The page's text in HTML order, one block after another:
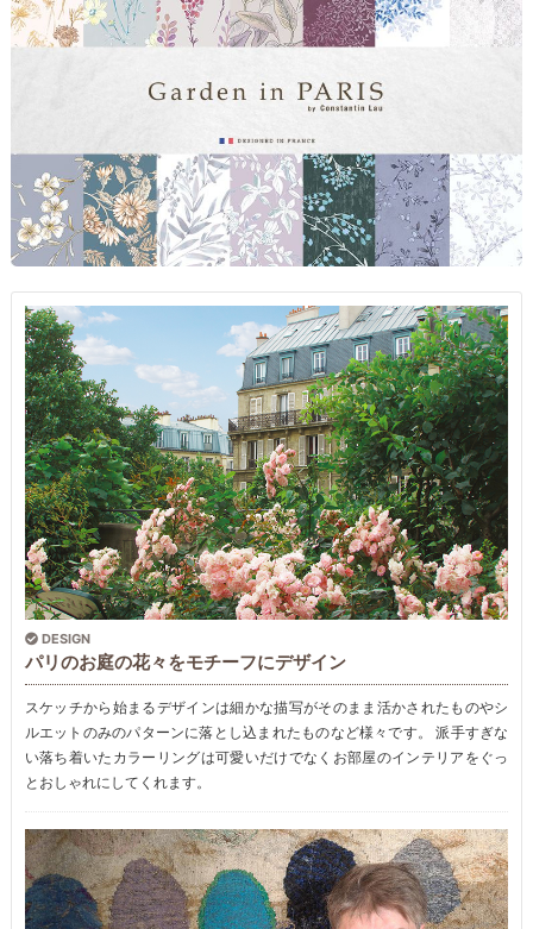
DESIGN
パリのお庭の花々をモチーフにデザイン
スケッチから始まるデザインは細かな描写がそのまま活かされたものやシ
ルエットのみのパターンに落とし込まれたものなど様々です。 派手すぎな
い落ち着いたカラーリングは可愛いだけでなくお部屋のインテリアをぐっ
とおしゃれにしてくれます。